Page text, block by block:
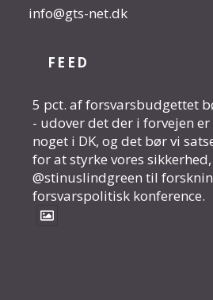
info@gts-net.dk
FEED
5 pct. af forsvarsbudgettet
- udover det der i forvejen er
noget i DK, og det bør vi
for at styrke vores
@stinuslindgreen til
forsvarspolitisk konference.